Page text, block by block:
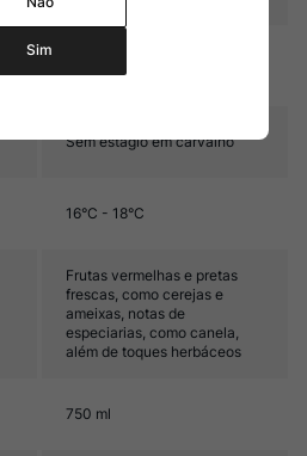
Sem estágio em carvalho
16°C - 18°C
Frutas vermelhas e pretas
frescas, como cerejas e
ameixas, notas de
especiarias, como canela,
além de toques herbáceos
750 ml
Sim